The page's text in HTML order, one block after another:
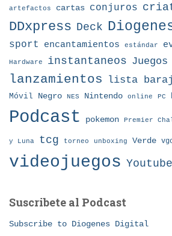
artefactos cartas conjuros
DDxpress Deck
sport
encantamientos estándar
Hardware instantaneos Juegos
lanzamientos lista
Móvil Negro NES Nintendo online PC
Podcast pokemon Premier
y Luna tcg torneo unboxing Verde
videojuegos Youtube
Suscribete al Podcast
Subscribe to Diogenes Digital